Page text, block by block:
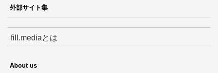
外部サイト集
fill.mediaとは
About us